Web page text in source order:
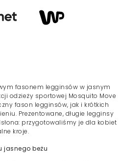
fasonem legginsów w jasnym
odzieży sportowej Mosquito Move
fason legginsów, jak i krótkich
Prezentowane, długie legginsy
przygotowaliśmy je dla kobiet
kroje.
jasnego beżu